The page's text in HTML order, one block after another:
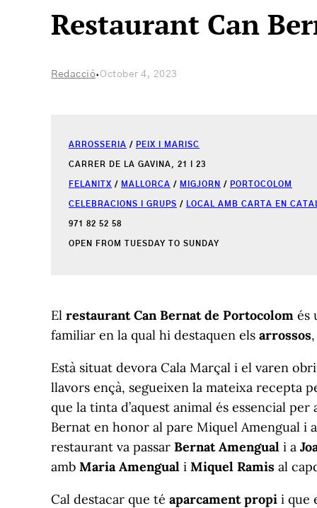
Restaurant Can
Redacció· October 4, 2023
ARROSSERIA / PEIX I MARISC
CARRER DE LA GAVINA, 21 I 23
FELANITX / MALLORCA / MIGJORN / PORTOCOLOM
CELEBRACIONS I GRUPS / LOCAL AMB CARTA EN
971 82 52 58
OPEN FROM TUESDAY TO SUNDAY
El restaurant Can Bernat de Portocolom és
familiar en la qual hi destaquen els arrossos
Està situat devora Cala Marçal i el varen
llavors ençà, segueixen la mateixa recepta
que la tinta d’aquest animal és essencial
Bernat en honor al pare Miquel Amengual
restaurant va passar Bernat Amengual i a
amb Maria Amengual i Miquel Ramis al
Cal destacar que té aparcament propi i que